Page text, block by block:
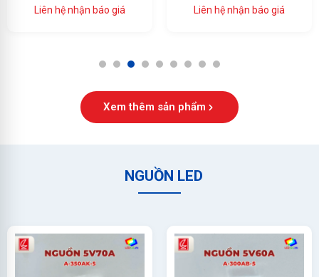
hình LED 12 cổng
Liên hệ nhận báo giá
— 16 Cổng HUB75E,
Liên hệ nhận báo giá
1 2 3 4 5 6 7 8 9
Xem thêm sản phẩm
NGUỒN LED